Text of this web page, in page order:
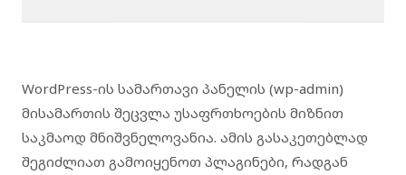
WordPress-ის სამართავი პანელის (wp-admin)
მისამართის შეცვლა უსაფრთხოების მიზნით
საკმაოდ მნიშვნელოვანია. ამის გასაკეთებლად
შეგიძლიათ გამოიყენოთ პლაგინები, რადგან